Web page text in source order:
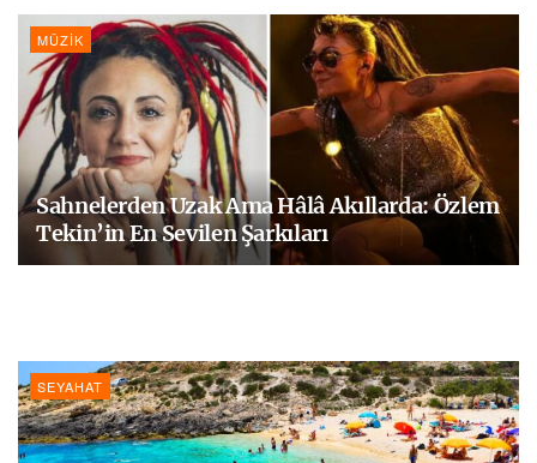
MÜZIK
Sahnelerden Uzak Ama Hâlâ Akıllarda: Özlem
Tekin’in En Sevilen Şarkıları
SEYAHAT